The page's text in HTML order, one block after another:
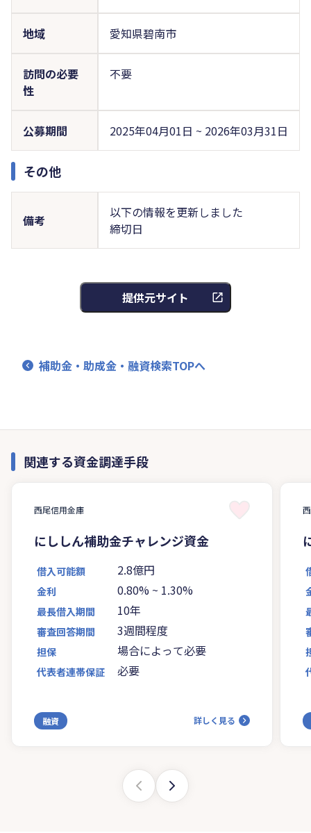
地域 愛知県碧南市
訪問の必要
性
不要
公募期間 2025年04月01日 ~ 2026年03月31日
その他
備考
以下の情報を更新しました
締切日
提供元サイト
補助金・助成金・融資検索TOPへ
関連する資金調達手段
西尾信用金庫
にししん補助金チャレンジ資金
借入可能額 2.8億円
金利 0.80% ~ 1.30%
最長借入期間 10年
審査回答期間 3週間程度
担保 場合によって必要
代表者連帯保証 必要
融資 詳しく見る